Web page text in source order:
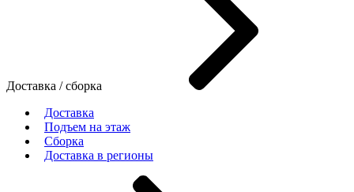
Доставка / сборка
Доставка
Подъем на этаж
Сборка
Доставка в регионы